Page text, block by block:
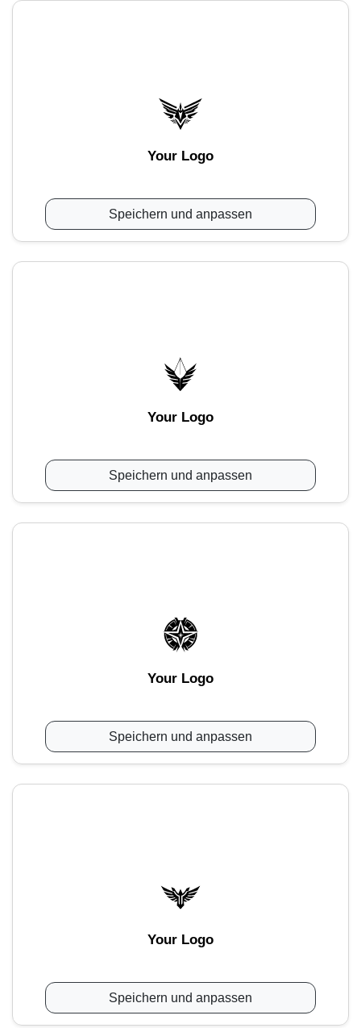
Your Logo
Speichern und anpassen
Your Logo
Speichern und anpassen
Your Logo
Speichern und anpassen
Your Logo
Speichern und anpassen